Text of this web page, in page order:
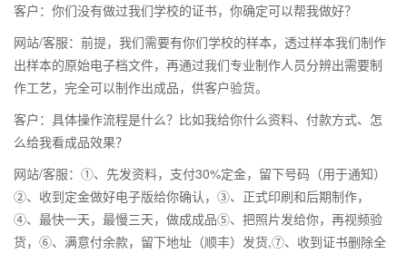
客户：你们没有做过我们学校的证书，你确定可以帮我做好？
网站/客服：前提，我们需要有你们学校的样本，透过样本我们制作
出样本的原始电子档文件，再通过我们专业制作人员分辨出需要制
作工艺，完全可以制作出成品，供客户验货。
客户：具体操作流程是什么？比如我给你什么资料、付款方式、怎
么给我看成品效果？
网站/客服：①、先发资料，支付30%定金，留下号码（用于通知）
②、收到定金做好电子版给你确认，③、正式印刷和后期制作，
④、最快一天，最慢三天，做成成品⑤、把照片发给你，再视频验
货，⑥、满意付余款，留下地址（顺丰）发货,⑦、收到证书删除全